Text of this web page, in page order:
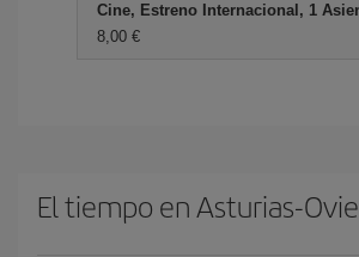
Cine, Estreno Internacional, 1
8,00 €
El tiempo en Asturias-